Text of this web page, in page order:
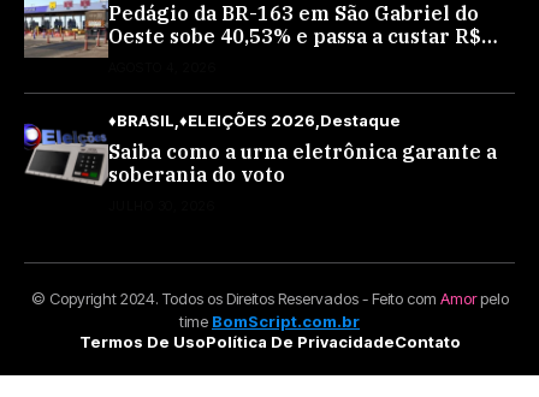
Pedágio da BR-163 em São Gabriel do
Oeste sobe 40,53% e passa a custar R$
♦BRASIL ♦ELEIÇÕES 2026 Destaque
Saiba como a urna eletrônica garante a
soberania do voto
© Copyright 2024. Todos os Direitos Reservados - Feito com Amorpelo
time BomScript.com.br
Termos De UsoPolítica De PrivacidadeContato